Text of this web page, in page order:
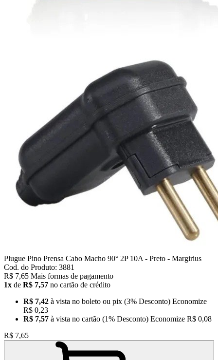
Plugue Pino Prensa Cabo Macho 90° 2P 10A - Preto - Margirius
Cod. do Produto: 3881
R$ 7,65 Mais formas de pagamento
1x de R$ 7,57 no cartão de crédito
R$ 7,42 à vista no boleto ou pix (3% Desconto) Economize
R$ 0,23
R$ 7,57 à vista no cartão (1% Desconto) Economize R$ 0,08
R$ 7,65